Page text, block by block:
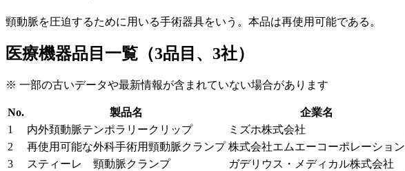
頸動脈を圧迫するために用いる手術器具をいう。本品は再使用可能である。
医療機器品目一覧（3品目、3社）
※ 一部の古いデータや最新情報が含まれていない場合があります
No. 製品名 企業名
1
内外頚動脈テンポラリークリップ ミズホ株式会社
2
再使用可能な外科手術用頸動脈クランプ 株式会社エムエーコーポレーション
3
スティーレ 頸動脈クランプ ガデリウス・メディカル株式会社